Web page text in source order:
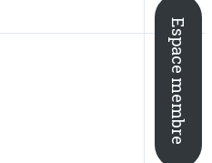
Espace membre